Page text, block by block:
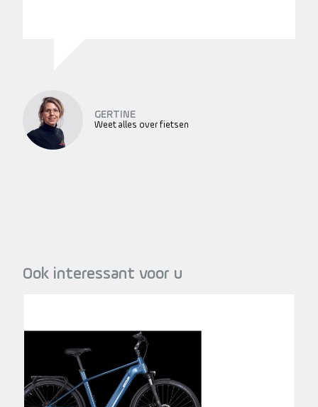
GERTINE
Weet alles over fietsen
Ook interessant voor u